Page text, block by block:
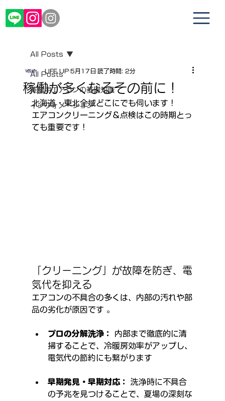
All Posts
業務用エアコンの基礎知識
インフォメーション
All Posts
稼働が多くなるその前に！
LIFE UP 5月17日 読了時間: 2分
北海道・東北全域どこにでも伺います！
エアコンクリーニング＆点検はこの時期とっ
ても重要です！
「クリーニング」が故障を防ぎ、電
気代を抑える
エアコンの不具合の多くは、内部の汚れや部
品の劣化が原因です 。
プロの分解洗浄：
内部まで徹底的に清
掃することで、冷暖房効率がアップし、
電気代の節約にも繋がります
早期発見・早期対応：
洗浄時に不具合
の予兆を見つけることで、夏場の深刻な